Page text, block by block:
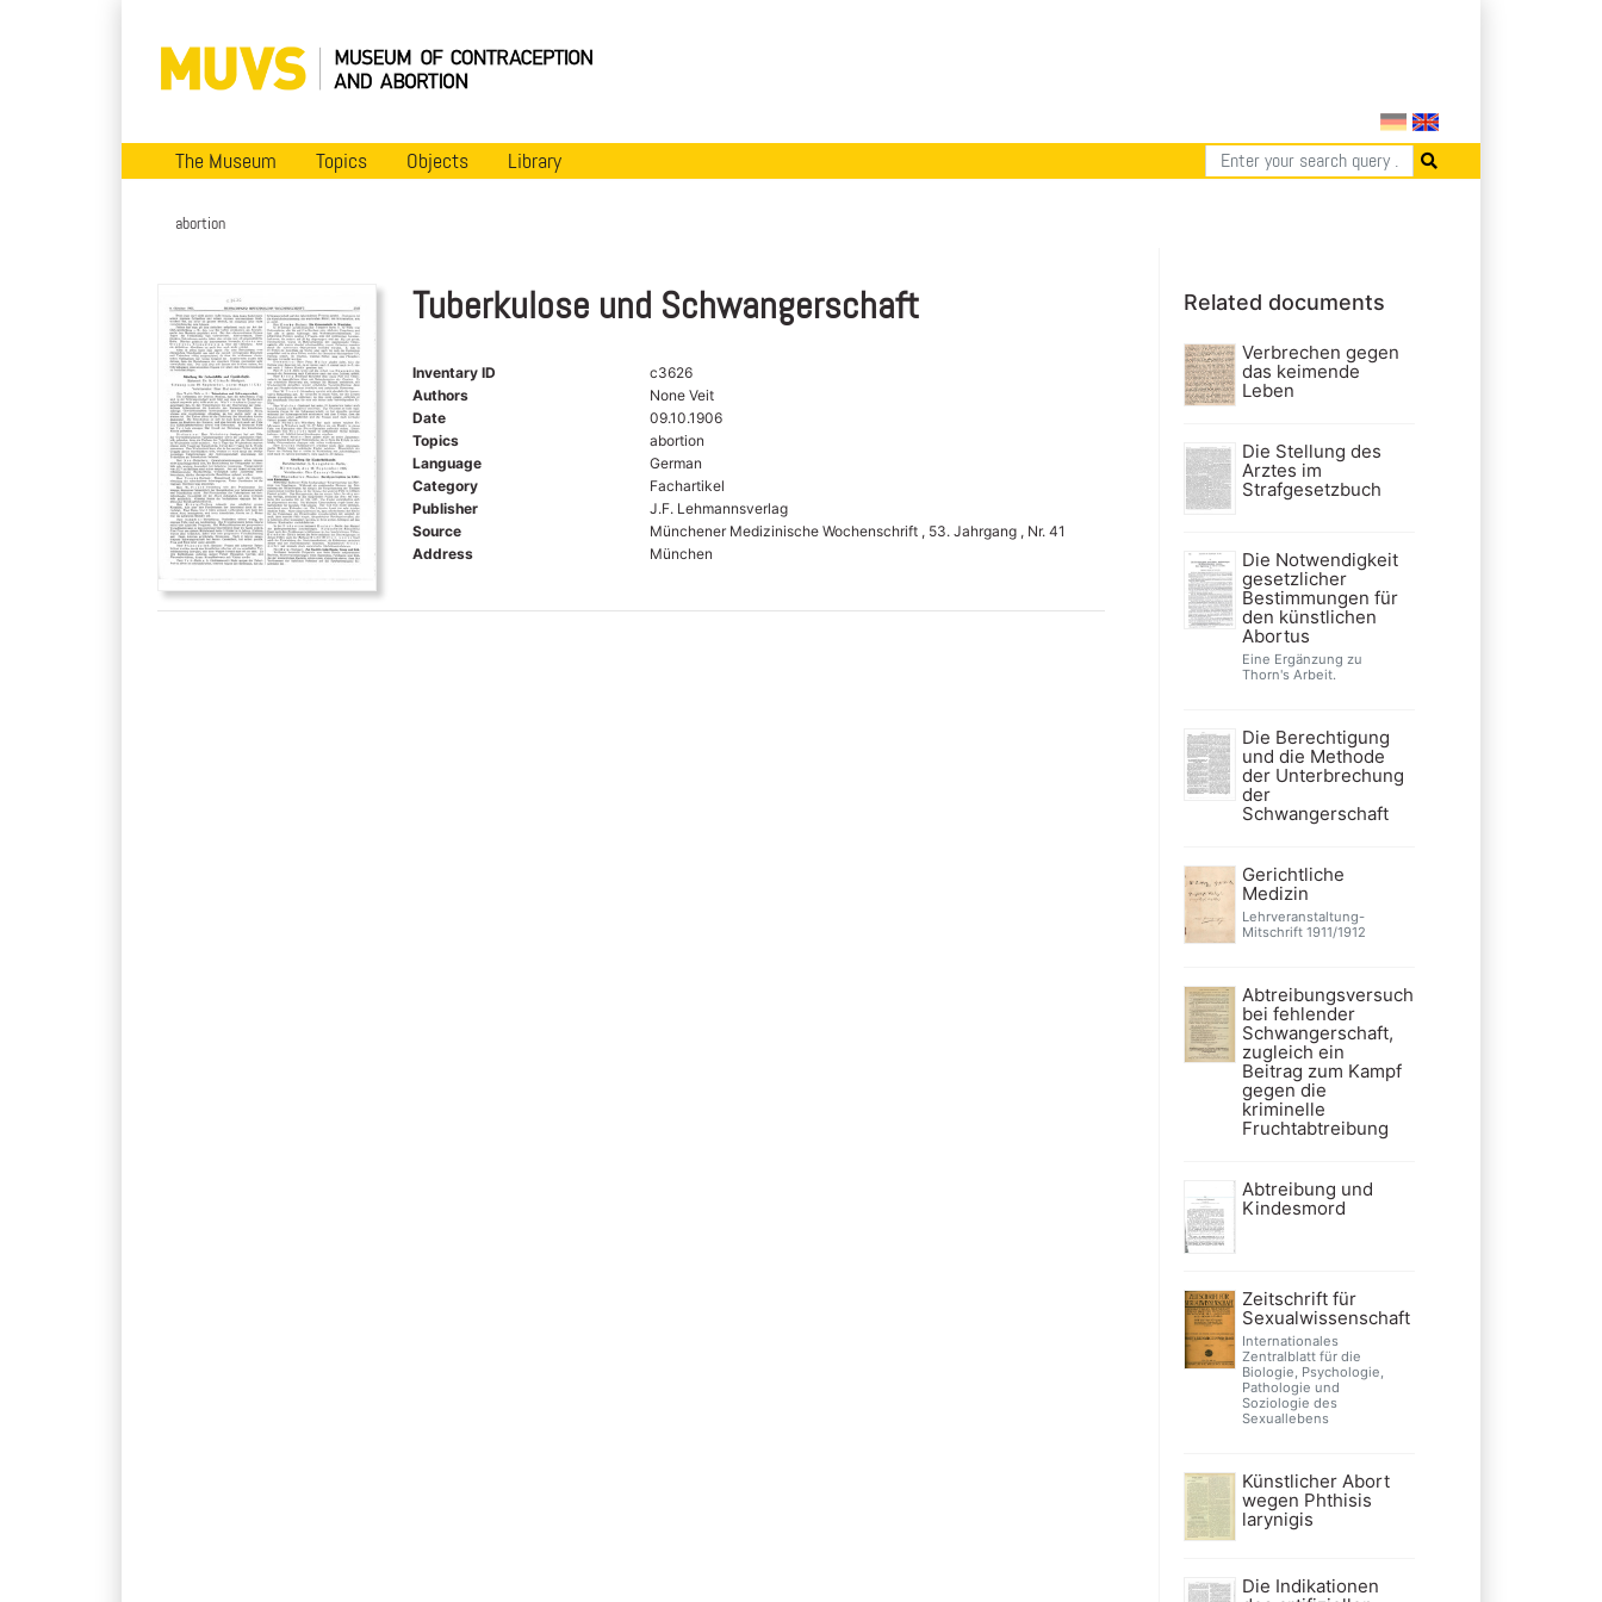
The Museum Topics Objects Library
abortion
Tuberkulose und Schwangerschaft
Inventary ID
c3626
Authors
None Veit
Date
09.10.1906
Topics
abortion
Language
German
Category
Fachartikel
Publisher
J.F. Lehmannsverlag
Source
Münchener Medizinische Wochenschrift , 53. Jahrgang , Nr. 41
Address
München
Related documents
Verbrechen gegen
das keimende
Leben
Die Stellung des
Arztes im
Strafgesetzbuch
Die Notwendigkeit
gesetzlicher
Bestimmungen für
den künstlichen
Abortus
Eine Ergänzung zu
Thorn's Arbeit.
Die Berechtigung
und die Methode
der Unterbrechung
der
Schwangerschaft
Gerichtliche
Medizin
Lehrveranstaltung-
Mitschrift 1911/1912
Abtreibungsversuch
bei fehlender
Schwangerschaft,
zugleich ein
Beitrag zum Kampf
gegen die
kriminelle
Fruchtabtreibung
Abtreibung und
Kindesmord
Zeitschrift für
Sexualwissenschaft
Internationales
Zentralblatt für die
Biologie, Psychologie,
Pathologie und
Soziologie des
Sexuallebens
Künstlicher Abort
wegen Phthisis
larynigis
Die Indikationen